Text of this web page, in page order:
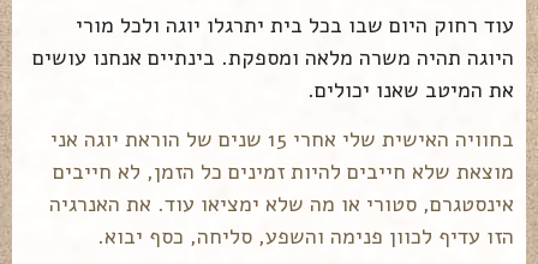
עוד רחוק היום שבו בכל בית יתרגלו יוגה ולכל מורי
היוגה תהיה משרה מלאה ומספקת. בינתיים אנחנו עושים
את המיטב שאנו יכולים.
בחוויה האישית שלי אחרי 15 שנים של הוראת יוגה אני
מוצאת שלא חייבים להיות זמינים כל הזמן, לא חייבים
אינסטגרם, סטורי או מה שלא ימציאו עוד. את האנרגיה
הזו עדיף לכוון פנימה והשפע, סליחה, כסף יבוא.